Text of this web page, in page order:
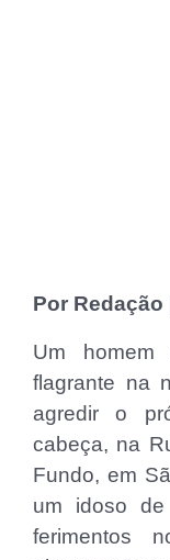
Por Redação
Um
flagrante na
agredir o
cabeça, na
Fundo, em
um idoso
ferimentos